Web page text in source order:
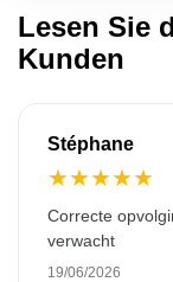
Lesen Sie
Kunden
Stéphane
★★★★★
Correcte
verwacht
19/06/2026